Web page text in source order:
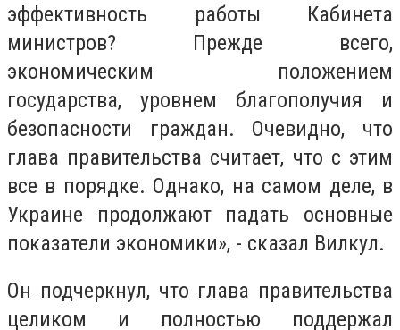
эффективность работы Кабинета
министров? Прежде всего,
экономическим положением
государства, уровнем благополучия и
безопасности граждан. Очевидно, что
глава правительства считает, что с этим
все в порядке. Однако, на самом деле, в
Украине продолжают падать основные
показатели экономики», - сказал Вилкул.
Он подчеркнул, что глава правительства
целиком и полностью поддержал